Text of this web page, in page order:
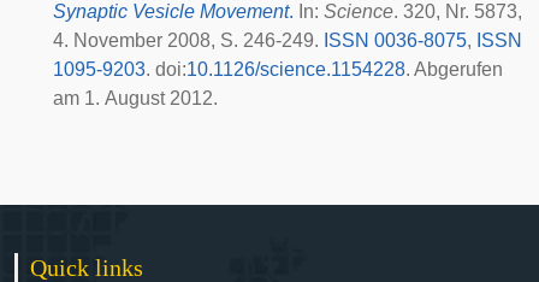
Synaptic Vesicle Movement. In: Science. 320, Nr. 5873,
4. November 2008, S. 246-249. ISSN 0036-8075, ISSN
1095-9203. doi:10.1126/science.1154228. Abgerufen
am 1. August 2012.
Quick links